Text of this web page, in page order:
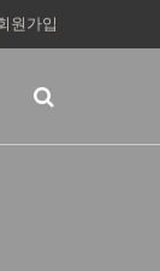
원가입